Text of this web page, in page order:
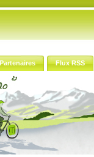
Partenaires Flux RSS